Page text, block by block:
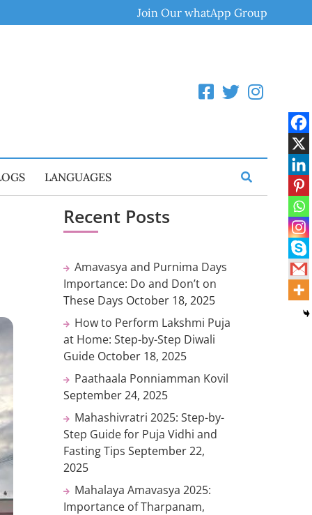
Join Our whatApp Group
LANGUAGES
Recent Posts
Amavasya and Purnima Days
Importance: Do and Don’t on
These Days October 18, 2025
How to Perform Lakshmi Puja
at Home: Step-by-Step Diwali
Guide October 18, 2025
Paathaala Ponniamman Kovil
September 24, 2025
Mahashivratri 2025: Step-by-
Step Guide for Puja Vidhi and
Fasting Tips September 22,
2025
Mahalaya Amavasya 2025:
Importance of Tharpanam,